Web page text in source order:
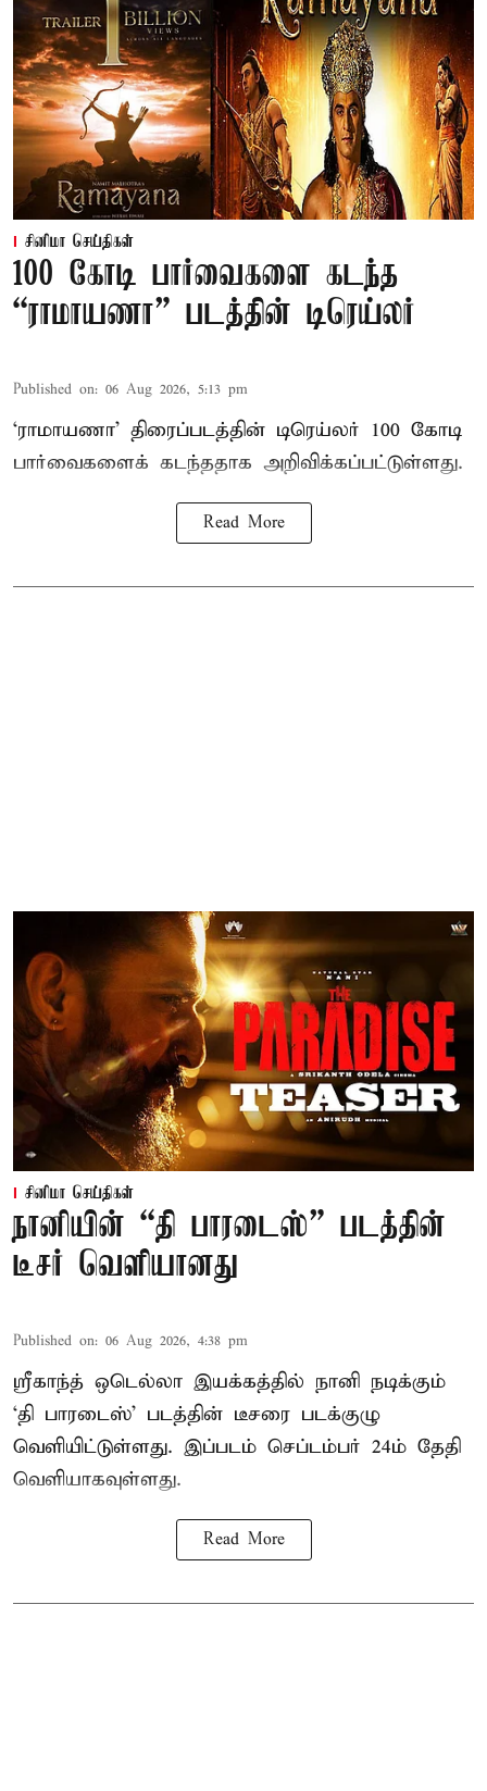
சினிமா செய்திகள்
100 கோடி பார்வைகளை கடந்த
“ராமாயணா” படத்தின் டிரெய்லர்
Published on: 06 Aug 2026, 5:13 pm
‘ராமாயணா’ திரைப்படத்தின் டிரெய்லர் 100 கோடி
பார்வைகளைக் கடந்ததாக அறிவிக்கப்பட்டுள்ளது.
Read More
சினிமா செய்திகள்
நானியின் “தி பாரடைஸ்” படத்தின்
டீசர் வெளியானது
Published on: 06 Aug 2026, 4:38 pm
ஸ்ரீகாந்த் ஒடெல்லா இயக்கத்தில் நானி நடிக்கும்
‘தி பாரடைஸ்’ படத்தின் டீசரை படக்குழு
வெளியிட்டுள்ளது. இப்படம் செப்டம்பர் 24ம் தேதி
வெளியாகவுள்ளது.
Read More